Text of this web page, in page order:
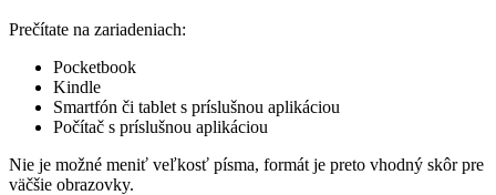
Prečítate na zariadeniach:
Pocketbook
Kindle
Smartfón či tablet s príslušnou aplikáciou
Počítač s príslušnou aplikáciou
Nie je možné meniť veľkosť písma, formát je preto vhodný skôr pre
väčšie obrazovky.